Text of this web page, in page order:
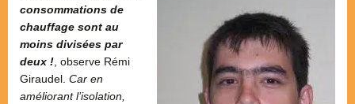
consommations de
chauffage sont au
moins divisées par
deux !, observe Rémi
Giraudel. Car en
améliorant l’isolation,